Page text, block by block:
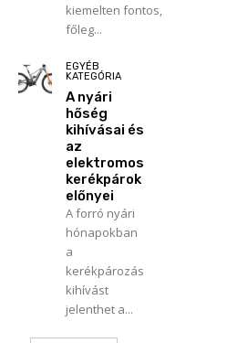
kiemelten fontos,
főleg...
EGYÉB
KATEGÓRIA
A nyári
hőség
kihívásai és
az
elektromos
kerékpárok
előnyei
A forró nyári
hónapokban
a
kerékpározás
kihívást
jelenthet a...